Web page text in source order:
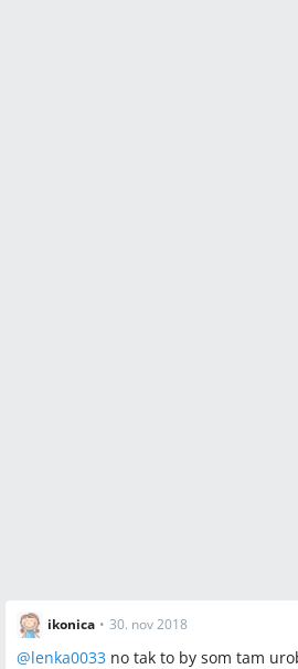
ikonica • 30. nov 2018
@lenka0033 no tak to by som tam